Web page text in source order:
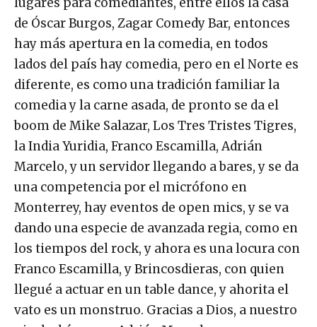
lugares para comediantes, entre ellos la casa
de Óscar Burgos, Zagar Comedy Bar, entonces
hay más apertura en la comedia, en todos
lados del país hay comedia, pero en el Norte es
diferente, es como una tradición familiar la
comedia y la carne asada, de pronto se da el
boom de Mike Salazar, Los Tres Tristes Tigres,
la India Yuridia, Franco Escamilla, Adrián
Marcelo, y un servidor llegando a bares, y se da
una competencia por el micrófono en
Monterrey, hay eventos de open mics, y se va
dando una especie de avanzada regia, como en
los tiempos del rock, y ahora es una locura con
Franco Escamilla, y Brincosdieras, con quien
llegué a actuar en un table dance, y ahorita el
vato es un monstruo. Gracias a Dios, a nuestro